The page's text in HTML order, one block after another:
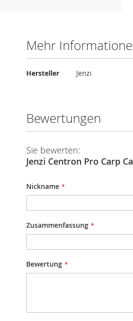
Mehr
Mehr
Hersteller Jenzi
Bewertungen
Sie bewerten:
Jenzi Centron Pro Carp
Nickname
Zusammenfassung
Bewertung